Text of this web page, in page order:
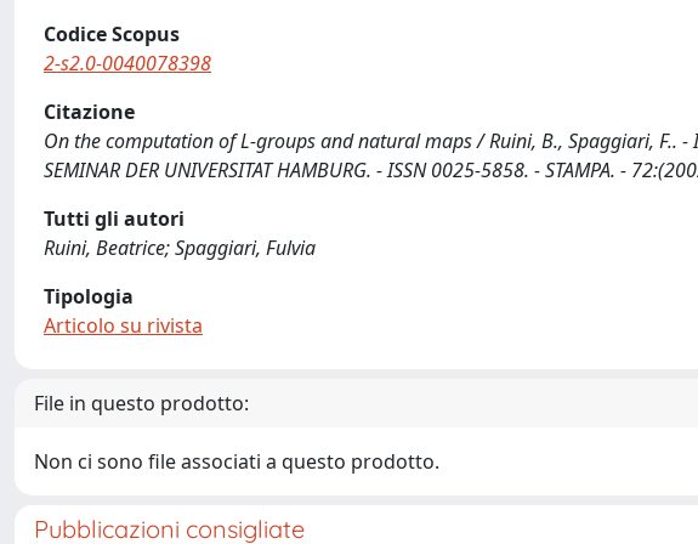
Codice Scopus
2-s2.0-0040078398
Citazione
On the computation of L-groups and natural maps / Ruini, B., Spaggiari, F.. -
SEMINAR DER UNIVERSITAT HAMBURG. - ISSN 0025-5858. - STAMPA. -
Tutti gli autori
Ruini, Beatrice; Spaggiari, Fulvia
Tipologia
Articolo su rivista
File in questo prodotto:
Non ci sono file associati a questo prodotto.
Pubblicazioni consigliate